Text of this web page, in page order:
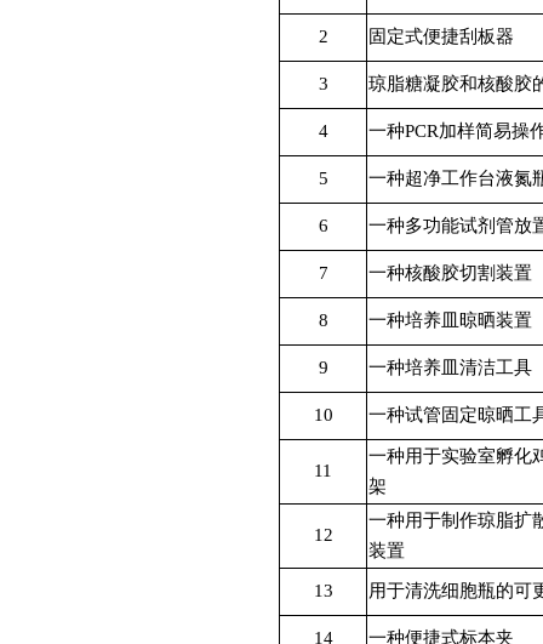
2 固定式便捷刮板器
3 琼脂糖凝胶和核酸胶
4 一种PCR加样简易操
5 一种超净工作台液氮
6 一种多功能试剂管放
7 一种核酸胶切割装置
8 一种培养皿晾晒装置
9 一种培养皿清洁工具
10 一种试管固定晾晒工
11
一种用于实验室孵化
架
12
一种用于制作琼脂扩
装置
13 用于清洗细胞瓶的可
14 一种便捷式标本夹